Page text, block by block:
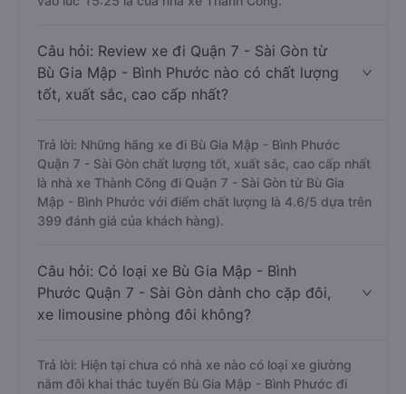
Câu hỏi: Review xe đi Quận 7 - Sài Gòn từ
Bù Gia Mập - Bình Phước nào có chất lượng
tốt, xuất sắc, cao cấp nhất?
Trả lời: Những hãng xe đi Bù Gia Mập - Bình Phước
Quận 7 - Sài Gòn chất lượng tốt, xuất sắc, cao cấp nhất
là nhà xe Thành Công đi Quận 7 - Sài Gòn từ Bù Gia
Mập - Bình Phước với điểm chất lượng là 4.6/5 dựa trên
399 đánh giá của khách hàng).
Câu hỏi: Có loại xe Bù Gia Mập - Bình
Phước Quận 7 - Sài Gòn dành cho cặp đôi,
xe limousine phòng đôi không?
Trả lời: Hiện tại chưa có nhà xe nào có loại xe giường
nằm đôi khai thác tuyến Bù Gia Mập - Bình Phước đi